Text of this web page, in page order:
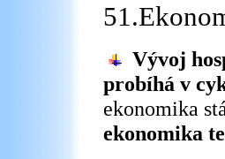
Vývoj
probíhá v
ekonomika
ekonomika